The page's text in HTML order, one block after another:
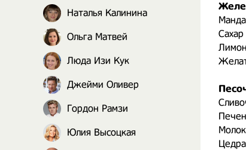
Сахар
Наталья Калинина
Ольга Матвей
Люда Изи Кук
Джейми Оливер
Гордон Рамзи
Юлия Высоцкая